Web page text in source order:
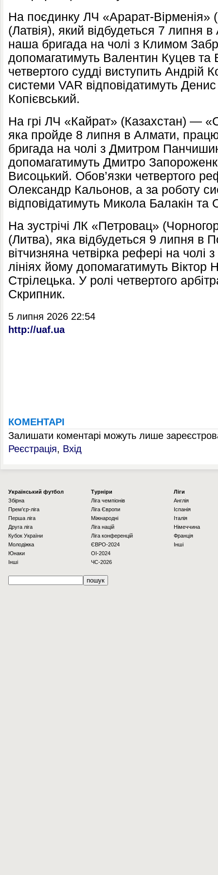
На поєдинку ЛЧ «Арарат-Вірменія»
(Латвія), який відбудеться 7 липня
наша бригада на чолі з Климом
допомагатимуть Валентин Куцев та
четвертого судді виступить Андрій
системи VAR відповідатимуть
Копієвський.
На грі ЛЧ «Кайрат» (Казахстан) —
яка пройде 8 липня в Алмати,
бригада на чолі з Дмитром
допомагатимуть Дмитро
Висоцький. Обов’язки четвертого
Олександр Кальонов, а за роботу
відповідатимуть Микола Балакін та
На зустрічі ЛК «Петровац»
(Литва), яка відбудеться 9 липня в
вітчизняна четвірка рефері на
лініях йому допомагатимуть
Стрілецька. У ролі четвертого
Скрипник.
5 липня 2026 22:54
http://uaf.ua
КОМЕНТАРІ
Залишати коментарі можуть лише
Реєстрація, Вхід
Українcький футбол
Збірна
Прем'єр-ліга
Перша ліга
Друга ліга
Кубок України
Молодіжка
Юнаки
Інші
Турніри
Ліга чемпіонів
Ліга Європи
Міжнародні
Ліга націй
Ліга конференцій
ЄВРО-2024
OI-2024
ЧС-2026
Ліги
Англія
Іспанія
Італія
Німеччина
Франція
Інші